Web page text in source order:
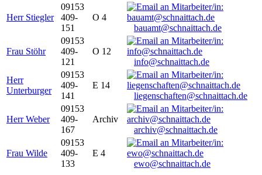
Herr Stiegler
09153
409-
151
O 4
bauamt@schnaittach.de
Frau Stöhr
09153
409-
121
O 12
info@schnaittach.de
Herr
Unterburger
09153
409-
141
E 14
liegenschaften@schnaittach.de
Herr Weber
09153
409-
167
Archiv
archiv@schnaittach.de
Frau Wilde
09153
409-
133
E 4
ewo@schnaittach.de